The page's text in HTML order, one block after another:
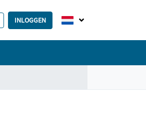
INLOGGEN